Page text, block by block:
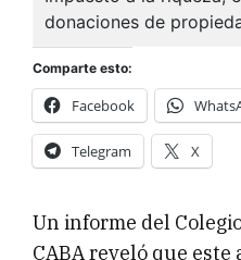
Comparte esto:
Facebook
Telegram X
Un informe del
CABA reveló que